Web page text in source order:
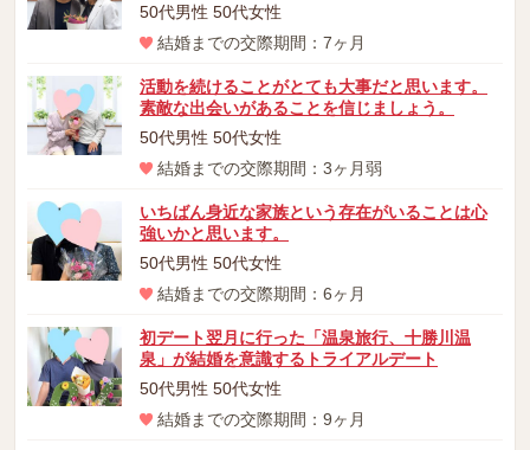
50代男性 50代女性
結婚までの交際期間：7ヶ月
活動を続けることがとても大事だと思います。
素敵な出会いがあることを信じましょう。
50代男性 50代女性
結婚までの交際期間：3ヶ月弱
いちばん身近な家族という存在がいることは心
強いかと思います。
50代男性 50代女性
結婚までの交際期間：6ヶ月
初デート翌月に行った「温泉旅行、十勝川温
泉」が結婚を意識するトライアルデート
50代男性 50代女性
結婚までの交際期間：9ヶ月